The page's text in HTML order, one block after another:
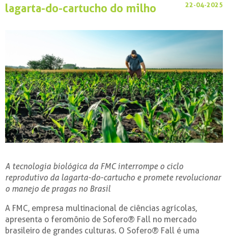
lagarta-do-cartucho do milho
22-04-2025
A tecnologia biológica da FMC interrompe o ciclo
reprodutivo da lagarta-do-cartucho e promete revolucionar
o manejo de pragas no Brasil
A FMC, empresa multinacional de ciências agrícolas,
apresenta o feromônio de Sofero® Fall no mercado
brasileiro de grandes culturas. O Sofero® Fall é uma